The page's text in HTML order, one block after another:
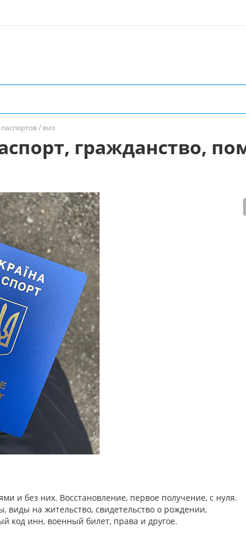
/ виз
гражданство,
и без них. Восстановление, первое получение, с нуля.
виды на жительство, свидетельство о рождении,
код инн, военный билет, права и другое.